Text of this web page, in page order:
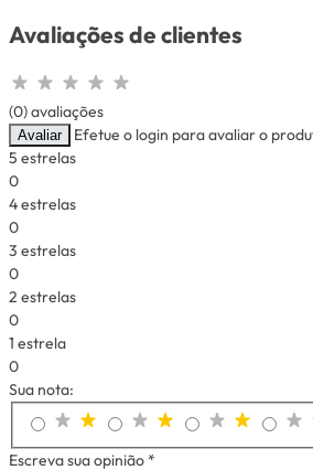
Avaliações de clientes
(0) avaliações
Avaliar
Efetue o login para avaliar o
5 estrelas
0
4 estrelas
0
3 estrelas
0
2 estrelas
0
1 estrela
0
Sua nota:
Escreva sua opinião *